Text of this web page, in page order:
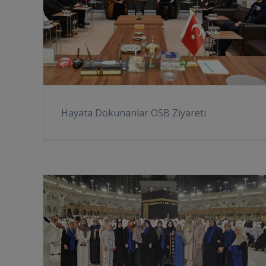
Hayata Dokunanlar OSB Ziyareti